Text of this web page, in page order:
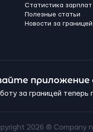
Статистика зарплат
Полезные статьи
Новости за границей
за границей теперь
2026 © Company